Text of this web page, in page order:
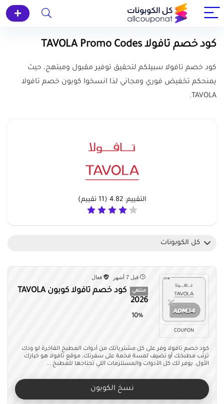
كود خصم تافولا TAVOLA Promo Codes
كود خصم تافولا سبيلكم لتحقيق توفير مقبول ومبتهج، حيث
يمنحكم تخفيض فوري ومجاني لذا انسخوا كوبون خصم تافولا
TAVOLA.
التقييم:4.82
(
11 تقييم)
كل الكوبونات
COUPON
قبل 7 أشهر فعال
منتهي
كود خصم تافولا كوبون TAVOLA
2026
10%
كود خصم تافولا وفر على كل مشترياتك من أدوات المطبخ الفاخرة لو ودك
ترتّب مطبخك أو تضيف لمسة فخمة على سفرتك، موقع تافولا هو خيارك
الأول. يوفر لك كل الأدوات والمستلزمات اللي تحتاجها للمطبخ ...
نسخ الكوبون